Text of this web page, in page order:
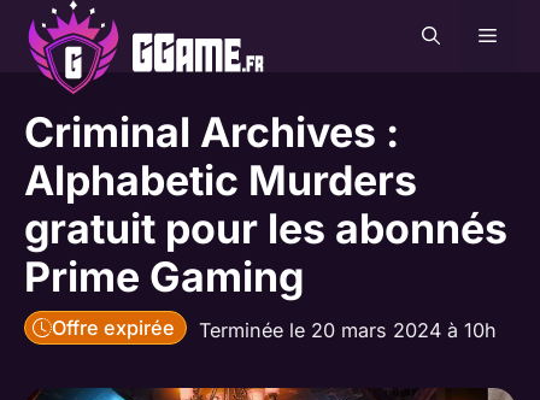
Aller
contenu
Criminal Archives :
Alphabetic Murders
gratuit pour les abonnés
Prime Gaming
Offre expirée Terminée le 20 mars 2024 à 10h